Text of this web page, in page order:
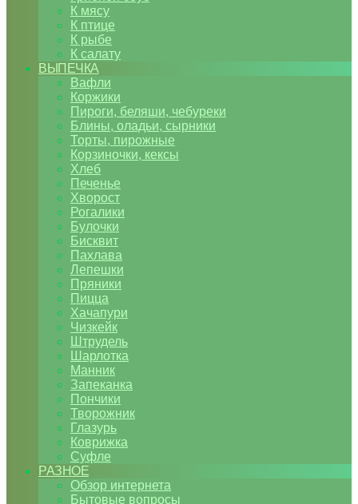
К мясу
К птице
К рыбе
К салату
ВЫПЕЧКА
Вафли
Коржики
Пироги, беляши, чебуреки
Блины, оладьи, сырники
Торты, пирожные
Корзиночки, кексы
Хлеб
Печенье
Хворост
Рогалики
Булочки
Бисквит
Пахлава
Лепешки
Пряники
Пицца
Хачапури
Чизкейк
Штрудель
Шарлотка
Манник
Запеканка
Пончики
Творожник
Глазурь
Коврижка
Суфле
РАЗНОЕ
Обзор интернета
Бытовые вопросы